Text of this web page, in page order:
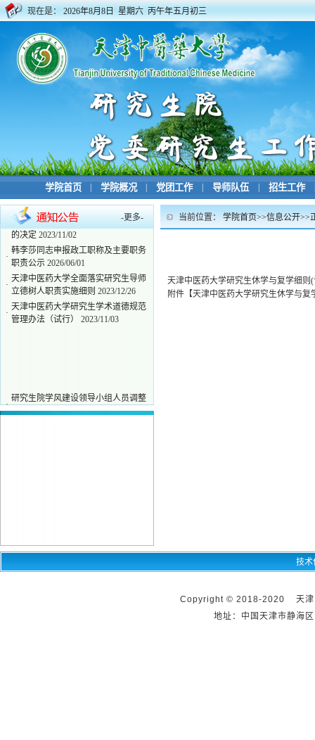
现在是： 2026年8月8日 星期六 丙午年五月初三
学院首页 学院概况 党团工作 导师队伍 招生工作
-更多-
·
研究生院学风建设领导小组人员调整
的决定 2023/11/02
·
韩李莎同志申报政工职称及主要职务
职责公示 2026/06/01
·
天津中医药大学全面落实研究生导师
立德树人职责实施细则 2023/12/26
·
天津中医药大学研究生学术道德规范
管理办法（试行）
2023/11/03
·
研究生院学风建设领导小组人员调整
的决定 2023/11/02
当前位置： 学院首页>>信息公开>>
天津中医药大学研究生休学与复学细则
附件【天津中医药大学研究生休学与复
技术
Copyright © 2018-2020 天津
地址：中国天津市静海